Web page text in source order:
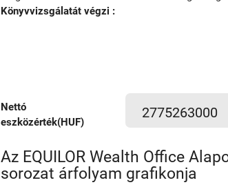
Könyvvizsgálatát végzi :
Nettó
eszközérték(HUF)
2775263000
Az EQUILOR Wealth Office
sorozat árfolyam grafikonja